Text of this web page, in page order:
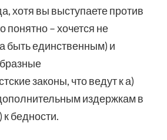
хотя вы выступаете против
понятно – хочется не
быть единственным) и
законы, что ведут к а)
издержкам в
к бедности.